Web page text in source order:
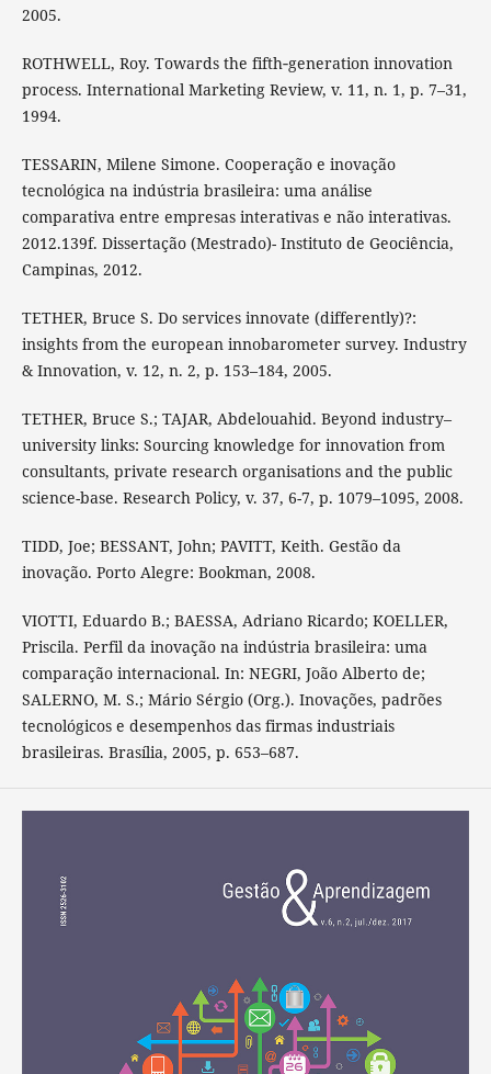
2005.
ROTHWELL, Roy. Towards the fifth‐generation innovation
process. International Marketing Review, v. 11, n. 1, p. 7–31,
1994.
TESSARIN, Milene Simone. Cooperação e inovação
tecnológica na indústria brasileira: uma análise
comparativa entre empresas interativas e não interativas.
2012.139f. Dissertação (Mestrado)- Instituto de Geociência,
Campinas, 2012.
TETHER, Bruce S. Do services innovate (differently)?:
insights from the european innobarometer survey. Industry
& Innovation, v. 12, n. 2, p. 153–184, 2005.
TETHER, Bruce S.; TAJAR, Abdelouahid. Beyond industry–
university links: Sourcing knowledge for innovation from
consultants, private research organisations and the public
science-base. Research Policy, v. 37, 6-7, p. 1079–1095, 2008.
TIDD, Joe; BESSANT, John; PAVITT, Keith. Gestão da
inovação. Porto Alegre: Bookman, 2008.
VIOTTI, Eduardo B.; BAESSA, Adriano Ricardo; KOELLER,
Priscila. Perfil da inovação na indústria brasileira: uma
comparação internacional. In: NEGRI, João Alberto de;
SALERNO, M. S.; Mário Sérgio (Org.). Inovações, padrões
tecnológicos e desempenhos das firmas industriais
brasileiras. Brasília, 2005, p. 653–687.